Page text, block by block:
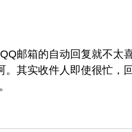
邮箱的自动回复就不太
。其实收件人即使很忙，